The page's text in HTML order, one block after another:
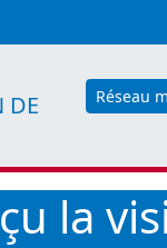
DE
Réseau
la